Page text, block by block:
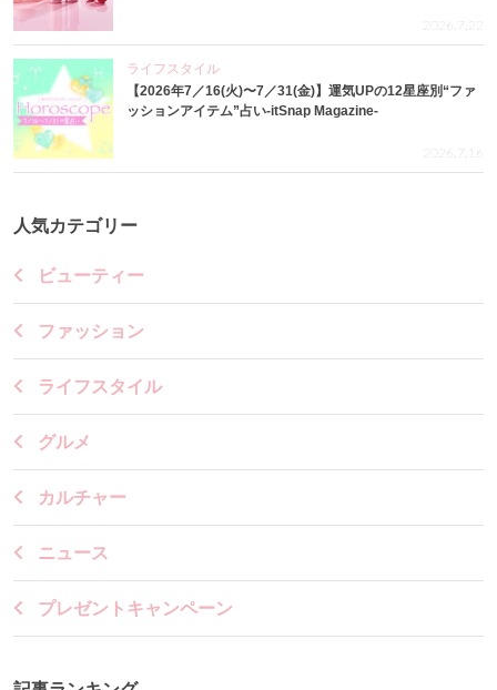
2026.7.22
ライフスタイル
【2026年7／16(火)〜7／31(金)】運気UPの12星座別“ファ
ッションアイテム”占い-itSnap Magazine-
2026.7.16
人気カテゴリー
ビューティー
ファッション
ライフスタイル
グルメ
カルチャー
ニュース
プレゼントキャンペーン